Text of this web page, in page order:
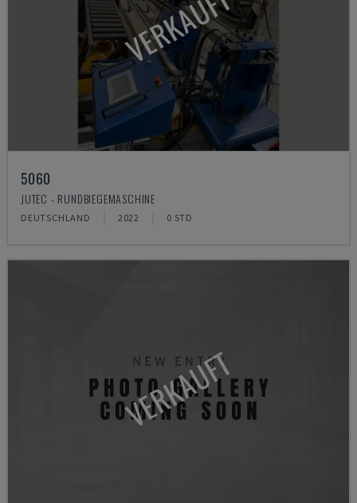
VERKAUFT
5060
JUTEC - RUNDBIEGEMASCHINE
DEUTSCHLAND 2022 0 STD
VERKAUFT